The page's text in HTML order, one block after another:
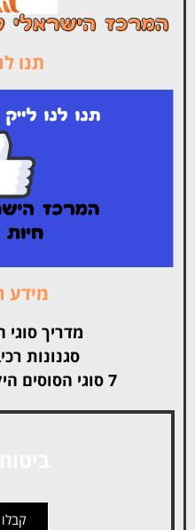
תנו
מידע
מדריך
סגנונות
7 סוגי הסוסים היקרים ביותר בעולם